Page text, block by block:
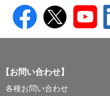
【お問い合わせ】
各種お問い合わせ